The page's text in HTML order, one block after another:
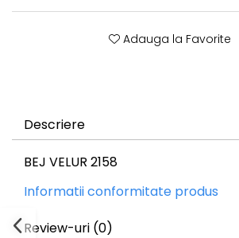
Adauga la Favorite
Descriere
BEJ VELUR 2158
Informatii conformitate produs
Review-uri (0)